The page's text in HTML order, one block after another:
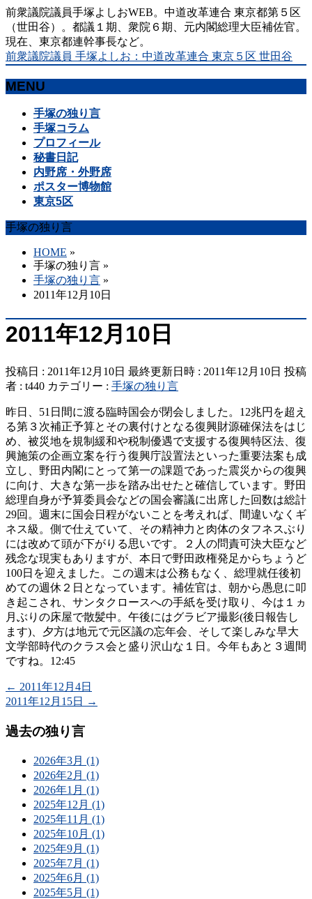
前衆議院議員手塚よしおWEB。中道改革連合 東京都第５区
（世田谷）。都議１期、衆院６期、元内閣総理大臣補佐官。
現在、東京都連幹事長など。
前衆議院議員 手塚よしお：中道改革連合 東京５区 世田谷
MENU
手塚の独り言
手塚コラム
プロフィール
秘書日記
内野席・外野席
ポスター博物館
東京5区
手塚の独り言
HOME »
手塚の独り言 »
手塚の独り言 »
2011年12月10日
2011年12月10日
投稿日 : 2011年12月10日 最終更新日時 : 2011年12月10日 投稿
者 : t440 カテゴリー : 手塚の独り言
昨日、51日間に渡る臨時国会が閉会しました。12兆円を超え
る第３次補正予算とその裏付けとなる復興財源確保法をはじ
め、被災地を規制緩和や税制優遇で支援する復興特区法、復
興施策の企画立案を行う復興庁設置法といった重要法案も成
立し、野田内閣にとって第一の課題であった震災からの復興
に向け、大きな第一歩を踏み出せたと確信しています。野田
総理自身が予算委員会などの国会審議に出席した回数は総計
29回。週末に国会日程がないことを考えれば、間違いなくギ
ネス級。側で仕えていて、その精神力と肉体のタフネスぶり
には改めて頭が下がりる思いです。２人の問責可決大臣など
残念な現実もありますが、本日で野田政権発足からちょうど
100日を迎えました。この週末は公務もなく、総理就任後初
めての週休２日となっています。補佐官は、朝から愚息に叩
き起こされ、サンタクロースへの手紙を受け取り、今は１ヵ
月ぶりの床屋で散髪中。午後にはグラビア撮影(後日報告し
ます)、夕方は地元で元区議の忘年会、そして楽しみな早大
文学部時代のクラス会と盛り沢山な１日。今年もあと３週間
ですね。12:45
← 2011年12月4日
2011年12月15日
→
過去の独り言
2026年3月 (1)
2026年2月 (1)
2026年1月 (1)
2025年12月 (1)
2025年11月 (1)
2025年10月 (1)
2025年9月 (1)
2025年7月 (1)
2025年6月 (1)
2025年5月 (1)